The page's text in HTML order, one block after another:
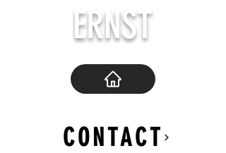
ERNST
CONTACT